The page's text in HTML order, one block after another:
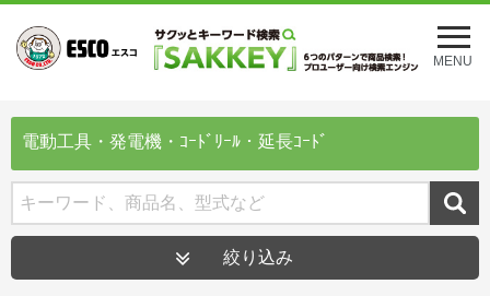
メ
ニ
ュ
を
MENU
電動工具・発電機・ｺｰﾄﾞﾘｰﾙ・延長ｺｰﾄﾞ
絞り込み